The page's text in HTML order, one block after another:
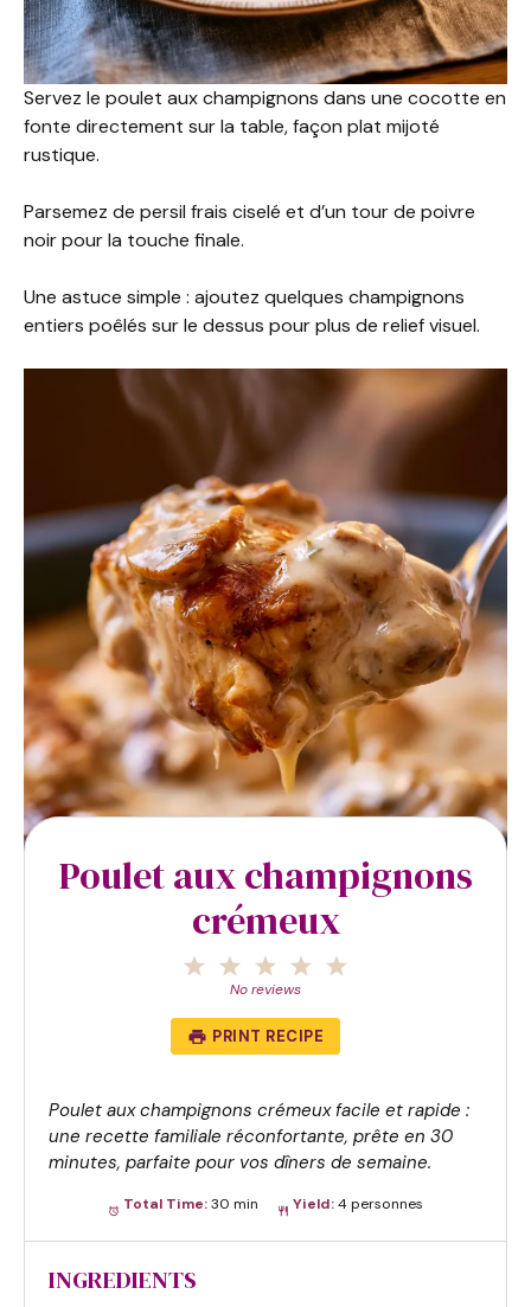
Servez le poulet aux champignons dans une cocotte en
fonte directement sur la table, façon plat mijoté
rustique.
Parsemez de persil frais ciselé et d’un tour de poivre
noir pour la touche finale.
Une astuce simple : ajoutez quelques champignons
entiers poêlés sur le dessus pour plus de relief visuel.
Poulet aux champignons
crémeux
4
3
Stars
2
Stars
Star
No reviews
PRINT RECIPE
Poulet aux champignons crémeux facile et rapide :
une recette familiale réconfortante, prête en 30
minutes, parfaite pour vos dîners de semaine.
Total Time:30 min Yield:4 personnes
INGREDIENTS